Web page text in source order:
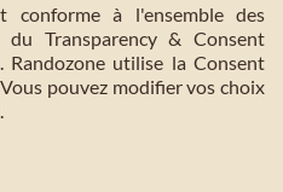
conforme à l'ensemble des
Transparency & Consent
Randozone utilise la Consent
pouvez modifier vos choix
.